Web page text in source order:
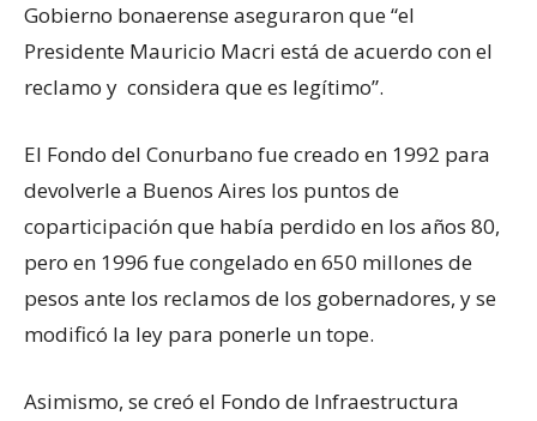
Gobierno bonaerense aseguraron que “el
Presidente Mauricio Macri está de acuerdo con el
reclamo y considera que es legítimo”.
El Fondo del Conurbano fue creado en 1992 para
devolverle a Buenos Aires los puntos de
coparticipación que había perdido en los años 80,
pero en 1996 fue congelado en 650 millones de
pesos ante los reclamos de los gobernadores, y se
modificó la ley para ponerle un tope.
Asimismo, se creó el Fondo de Infraestructura